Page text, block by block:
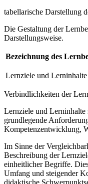
tabellarische Darstellung
Die Gestaltung der
Darstellungsweise.
Bezeichnung des
Lernziele und Lerninhalte
Verbindlichkeiten der
Lernziele und Lerninhalte
grundlegende
Kompetenzentwicklung,
Im Sinne der
Beschreibung der
einheitlicher Begriffe.
Umfang und steigender